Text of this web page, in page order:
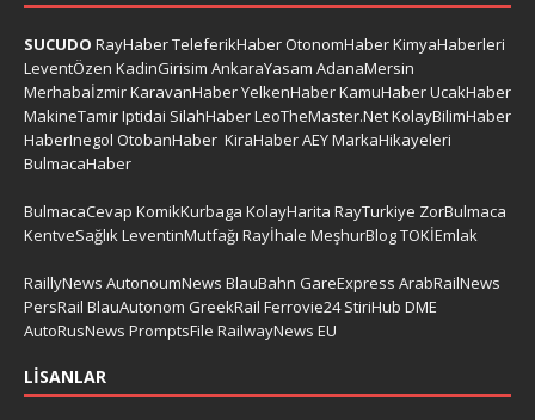
SUCUDO RayHaberTeleferikHaber OtonomHaberKimyaHaberleri
LeventÖzen KadinGirisim AnkaraYasam AdanaMersin
MerhabaİzmirKaravanHaberYelkenHaberKamuHaberUcakHaber
MakineTamirIptidai SilahHaberLeoTheMaster.NetKolayBilimHaber
HaberInegol OtobanHaber KiraHaberAEYMarkaHikayeleri
BulmacaHaber
BulmacaCevap KomikKurbaga KolayHarita RayTurkiye ZorBulmaca
KentveSağlıkLeventinMutfağı Rayİhale MeşhurBlogTOKİEmlak
RaillyNews AutonoumNews BlauBahn GareExpress ArabRailNews
PersRail BlauAutonom GreekRail Ferrovie24 StiriHub DME
AutoRusNews PromptsFile RailwayNews EU
LISANLAR